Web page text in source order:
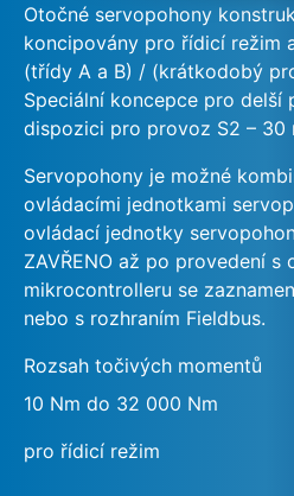
Otočné servopohony
koncipovány pro řídicí režim
(třídy A a B) / (krátkodobý
Speciální koncepce pro delší
dispozici pro provoz S2 – 30
Servopohony je možné
ovládacími jednotkami
ovládací jednotky
ZAVŘENO až po provedení s
mikrocontrolleru se
nebo s rozhraním Fieldbus.
Rozsah točivých momentů
10 Nm do 32 000 Nm
pro řídicí režim